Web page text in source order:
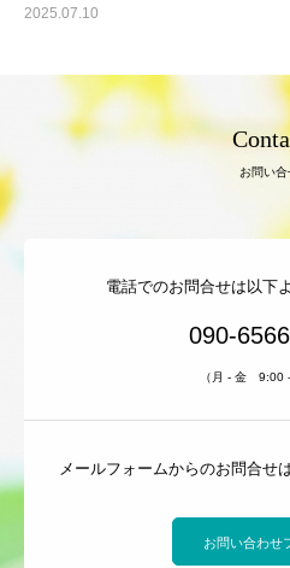
2025.07.10
お問い合
電話でのお問合せは以下
090-
（月 - 金 9:00 -
メールフォームからのお問合せ
お問い合わせ
出版・メ
お客様
BLOG
よくあ